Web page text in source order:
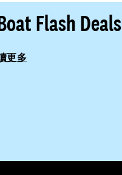
Flash Deals
更多